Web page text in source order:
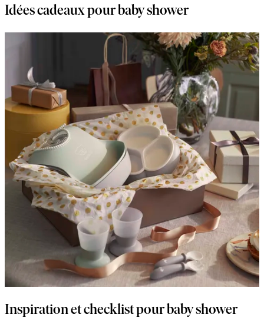
Idées cadeaux pour baby shower
Inspiration et checklist pour baby shower